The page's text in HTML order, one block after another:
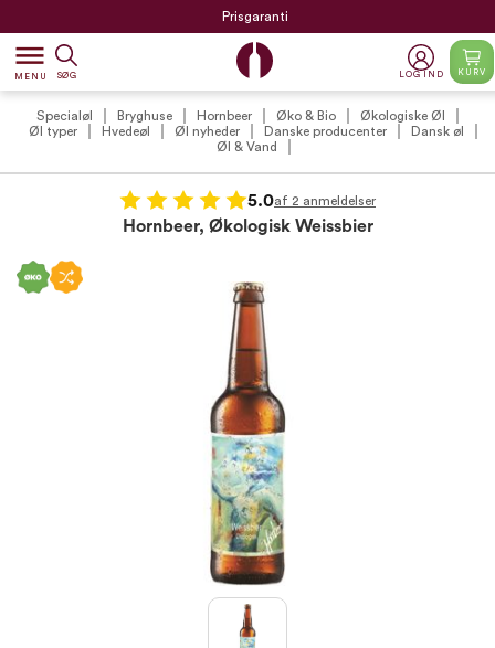
Prisgaranti
dehaze
MENU SØG LOG IND KURV
Specialøl Bryghuse Hornbeer Øko & Bio
Økologiske Øl
Øl typer
Hvedeøl Øl nyheder Danske producenter
Dansk øl
Øl & Vand
5.0af 2 anmeldelser
Hornbeer, Økologisk Weissbier